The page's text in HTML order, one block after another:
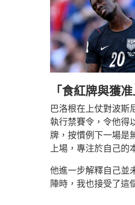
「食紅牌與獲
巴洛根在上仗對波斯
執行禁賽令，令他得
牌，按慣例下一場是
上場，專注於自己的
他進一步解釋自己並
陣時，我也接受了這